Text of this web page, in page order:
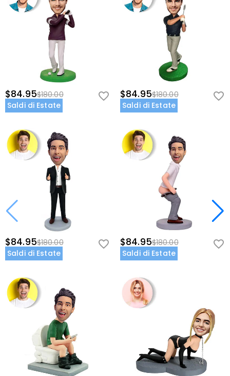
$84.95$180.00
Saldi di Estate
$84.95$180.00
Saldi di Estate
$84.95$180.00
Saldi di Estate
$84.95$180.00
Saldi di Estate